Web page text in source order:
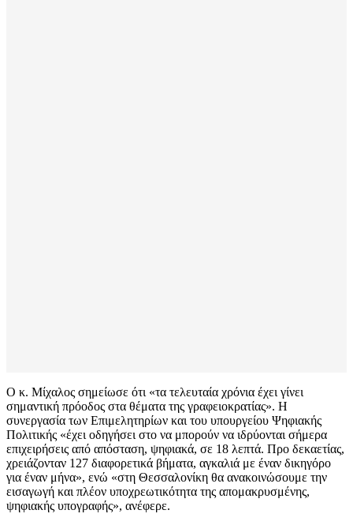
Ο κ. Μίχαλος σημείωσε ότι «τα τελευταία χρόνια έχει γίνει
σημαντική πρόοδος στα θέματα της γραφειοκρατίας». Η
συνεργασία των Επιμελητηρίων και του υπουργείου Ψηφιακής
Πολιτικής «έχει οδηγήσει στο να μπορούν να ιδρύονται σήμερα
επιχειρήσεις από απόσταση, ψηφιακά, σε 18 λεπτά. Προ δεκαετίας,
χρειάζονταν 127 διαφορετικά βήματα, αγκαλιά με έναν δικηγόρο
για έναν μήνα», ενώ «στη Θεσσαλονίκη θα ανακοινώσουμε την
εισαγωγή και πλέον υποχρεωτικότητα της απομακρυσμένης,
ψηφιακής υπογραφής», ανέφερε.